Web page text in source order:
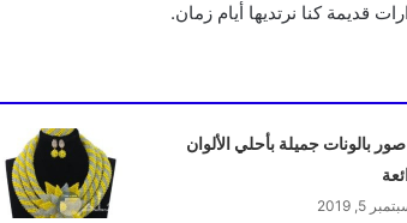
قديمة كنا نرتديها أيام زمان.
صور بالونات جميلة بأحلي الألوان
5, 2019